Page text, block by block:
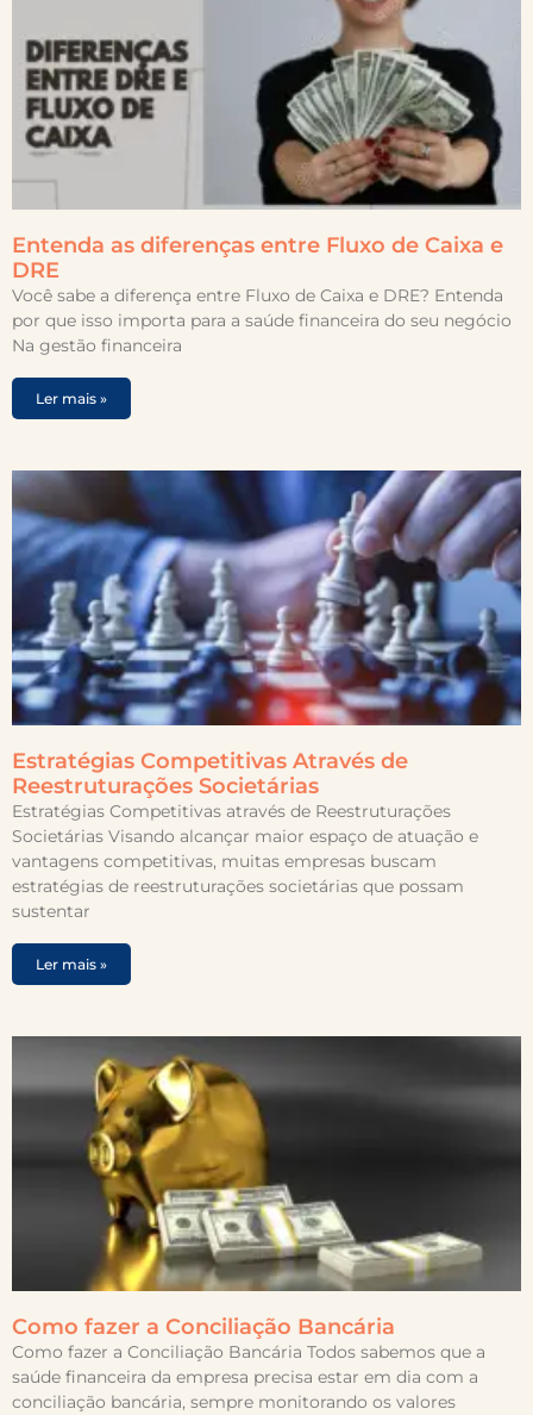
Entenda as diferenças entre Fluxo de Caixa e
DRE
Você sabe a diferença entre Fluxo de Caixa e DRE? Entenda
por que isso importa para a saúde financeira do seu negócio
Na gestão financeira
Ler mais »
Estratégias Competitivas Através de
Reestruturações Societárias
Estratégias Competitivas através de Reestruturações
Societárias Visando alcançar maior espaço de atuação e
vantagens competitivas, muitas empresas buscam
estratégias de reestruturações societárias que possam
sustentar
Ler mais »
Como fazer a Conciliação Bancária
Como fazer a Conciliação Bancária Todos sabemos que a
saúde financeira da empresa precisa estar em dia com a
conciliação bancária, sempre monitorando os valores